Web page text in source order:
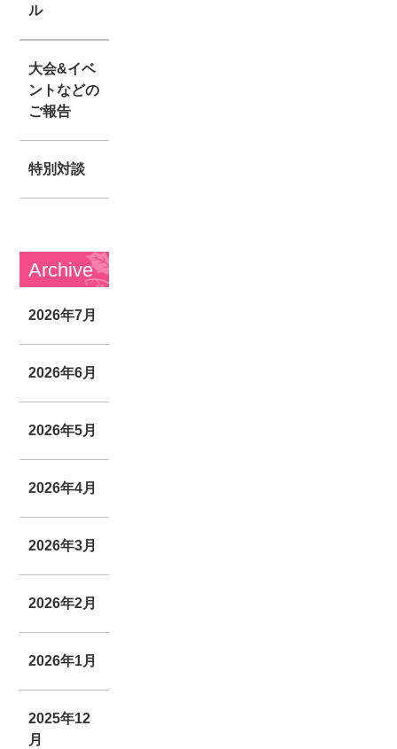
ル
大会&イベ
ントなどの
ご報告
特別対談
Archive
2026年7月
2026年6月
2026年5月
2026年4月
2026年3月
2026年2月
2026年1月
2025年12
月